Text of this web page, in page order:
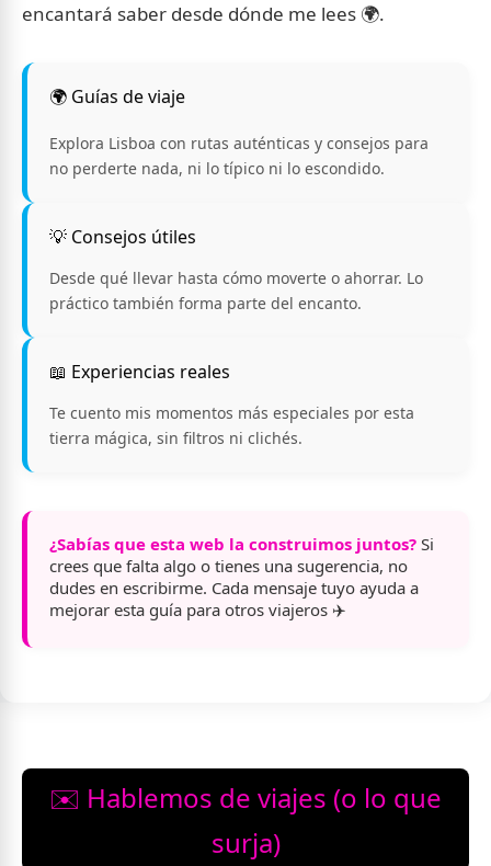
encantará saber desde dónde me lees 🌍.
🌍 Guías de viaje
Explora Lisboa con rutas auténticas y consejos para
no perderte nada, ni lo típico ni lo escondido.
💡 Consejos útiles
Desde qué llevar hasta cómo moverte o ahorrar. Lo
práctico también forma parte del encanto.
📖 Experiencias reales
Te cuento mis momentos más especiales por esta
tierra mágica, sin filtros ni clichés.
¿Sabías que esta web la construimos juntos? Si
crees que falta algo o tienes una sugerencia, no
dudes en escribirme. Cada mensaje tuyo ayuda a
mejorar esta guía para otros viajeros ✈️
✉️ Hablemos de viajes (o lo que
surja)